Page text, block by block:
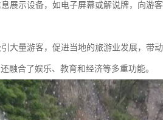
展示设备，如电子屏幕或解说牌，向游
大量游客，促进当地的旅游业发展，带动
融合了娱乐、教育和经济等多重功能。